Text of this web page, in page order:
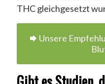
THC gleichgesetzt
Unsere